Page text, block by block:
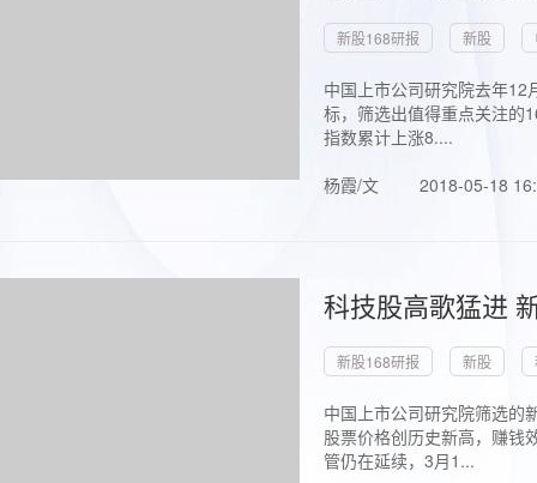
新股168研报 新股
中国上市公司研究院去年
标，筛选出值得重点关注的
指数累计上涨8....
杨霞/文
2018-05-18
科技股高歌猛进
新股168研报 新股
中国上市公司研究院筛选的
股票价格创历史新高，赚钱
管仍在延续，3月1...